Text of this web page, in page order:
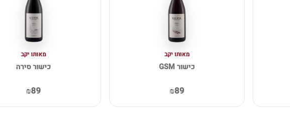
מאותו יקב
כישור GSM
₪89
מאותו יקב
כישור סירה
₪89